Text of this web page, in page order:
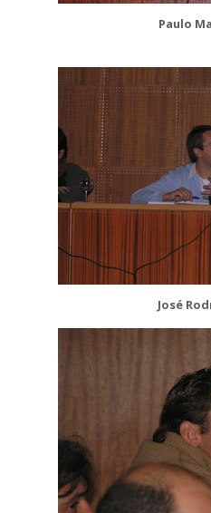
Paulo
José